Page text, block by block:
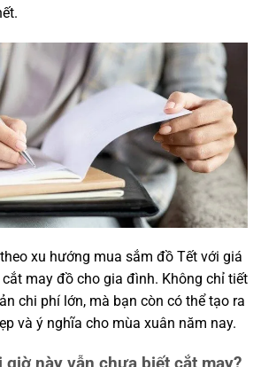
xu hướng mua sắm đồ Tết với giá
may đồ cho gia đình. Không chỉ tiết
chi phí lớn, mà bạn còn có thể tạo ra
và ý nghĩa cho mùa xuân năm nay.